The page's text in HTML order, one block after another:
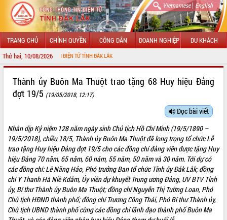
Vietnamese| English
TRANG CHỦ CHÍNH QUYỀN CÔNG DÂN DOANH NGHIỆP DU KHÁCH
Thứ hai, 10/08/2026
TIN ĐIỆN TỬ TỈNH ĐẮK LẮK
LÃNH ĐẠO UBND TỈNH
SỞ, BAN, NGÀNH
UBND CÁC XÃ, PHƯỜNG
THÔNG TIN CHỈ ĐẠO ĐIỀU HÀNH
HỆ THỐNG VĂN BẢN
Thành ủy Buôn Ma Thuột trao tặng 68 Huy hiệu Đảng
đợt 19/5 (19/05/2018, 12:17)
Đọc bài viết
Nhân dịp Kỷ niệm 128 năm ngày sinh Chủ tịch Hồ Chí Minh (19/5/1890 –
19/5/2018), chiều 18/5, Thành ủy Buôn Ma Thuột đã long trọng tổ chức Lễ
trao tặng Huy hiệu Đảng đợt 19/5 cho các đồng chí đảng viên được tặng Huy
hiệu Đảng 70 năm, 65 năm, 60 năm, 55 năm, 50 năm và 30 năm. Tới dự có
các đồng chí: Lê Năng Hảo, Phó trưởng Ban tổ chức Tỉnh ủy Đắk Lắk; đồng
chí Y Thanh Hà Niê Kdăm, Ủy viên dự khuyết Trung ương Đảng, UV BTV Tỉnh
ủy, Bí thư Thành ủy Buôn Ma Thuột; đồng chí Nguyễn Thị Tường Loan, Phó
Chủ tịch HĐND thành phố; đồng chí Trương Công Thái, Phó Bí thư Thành ủy,
Chủ tịch UBND thành phố cùng các đồng chí lãnh đạo thành phố Buôn Ma